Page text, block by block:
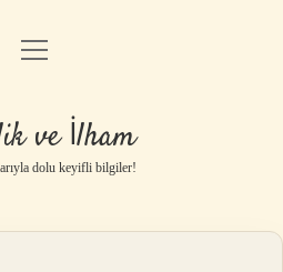
Anasayfa
Politikası
Uyarı
menüyü
ve İlham
dolu keyifli bilgiler!